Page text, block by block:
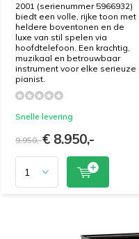
2001 (serienummer 5966932)
biedt een volle, rijke toon met
heldere boventonen en de
luxe van stil spelen via
hoofdtelefoon. Een krachtig,
muzikaal en betrouwbaar
instrument voor elke serieuze
pianist.
Snelle levering
9.950,-€ 8.950,-